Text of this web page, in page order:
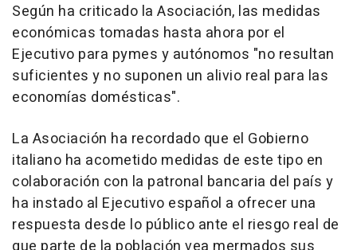
Según ha criticado la Asociación, las medidas
económicas tomadas hasta ahora por el
Ejecutivo para pymes y autónomos "no resultan
suficientes y no suponen un alivio real para las
economías domésticas".
La Asociación ha recordado que el Gobierno
italiano ha acometido medidas de este tipo en
colaboración con la patronal bancaria del país y
ha instado al Ejecutivo español a ofrecer una
respuesta desde lo público ante el riesgo real de